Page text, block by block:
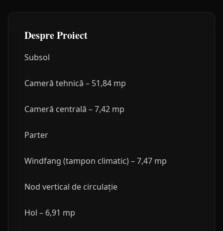
Despre Proiect
Subsol
Cameră tehnică – 51,84 mp
Cameră centrală – 7,42 mp
Parter
Windfang (tampon climatic) – 7,47 mp
Nod vertical de circulație
Hol – 6,91 mp